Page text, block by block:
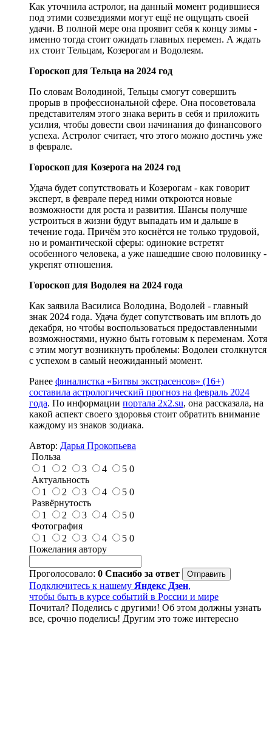
Как уточнила астролог, на данный момент родившиеся
под этими созвездиями могут ещё не ощущать своей
удачи. В полной мере она проявит себя к концу зимы -
именно тогда стоит ожидать главных перемен. А ждать
их стоит Тельцам, Козерогам и Водолеям.
Гороскоп для Тельца на 2024 год
По словам Володиной, Тельцы смогут совершить
прорыв в профессиональной сфере. Она посоветовала
представителям этого знака верить в себя и приложить
усилия, чтобы довести свои начинания до финансового
успеха. Астролог считает, что этого можно достичь уже
в феврале.
Гороскоп для Козерога на 2024 год
Удача будет сопутствовать и Козерогам - как говорит
эксперт, в феврале перед ними откроются новые
возможности для роста и развития. Шансы получше
устроиться в жизни будут выпадать им и дальше в
течение года. Причём это коснётся не только трудовой,
но и романтической сферы: одинокие встретят
особенного человека, а уже нашедшие свою половинку -
укрепят отношения.
Гороскоп для Водолея на 2024 года
Как заявила Василиса Володина, Водолей - главный
знак 2024 года. Удача будет сопутствовать им вплоть до
декабря, но чтобы воспользоваться предоставленными
возможностями, нужно быть готовым к переменам. Хотя
с этим могут возникнуть проблемы: Водолеи столкнутся
с успехом в самый неожиданный момент.
Ранее финалистка «Битвы экстрасенсов» (16+)
составила астрологический прогноз на февраль 2024
года. По информации портала 2x2.su, она рассказала, на
какой аспект своего здоровья стоит обратить внимание
каждому из знаков зодиака.
Автор: Дарья Прокопьева
Польза
1
2 3 4 5 0
Актуальность
1
2 3 4 5 0
Развёрнутость
1
2 3 4 5 0
Фотография
1
2 3 4 5 0
Пожелания автору
Проголосовало: 0 Спасибо за ответ
Подключитесь к нашему Яндекс Дзен,
чтобы быть в курсе событий в России и мире
Почитал? Поделись с другими! Об этом должны узнать
все, срочно поделись! Другим это тоже интересно